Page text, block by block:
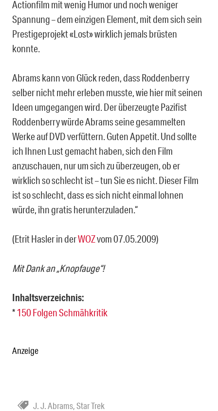
Actionfilm mit wenig Humor und noch weniger
Spannung – dem einzigen Element, mit dem sich sein
Prestigeprojekt «Lost» wirklich jemals brüsten
konnte.
Abrams kann von Glück reden, dass Roddenberry
selber nicht mehr erleben musste, wie hier mit seinen
Ideen umgegangen wird. Der überzeugte Pazifist
Roddenberry würde Abrams seine gesammelten
Werke auf DVD verfüttern. Guten Appetit. Und sollte
ich Ihnen Lust gemacht haben, sich den Film
anzuschauen, nur um sich zu überzeugen, ob er
wirklich so schlecht ist – tun Sie es nicht. Dieser Film
ist so schlecht, dass es sich nicht einmal lohnen
würde, ihn gratis herunterzuladen.“
(Etrit Hasler in derWOZvom 07.05.2009)
Mit Dank an „Knopfauge“!
Inhaltsverzeichnis:
*150 Folgen Schmähkritik
Anzeige
J. J. Abrams,Star Trek